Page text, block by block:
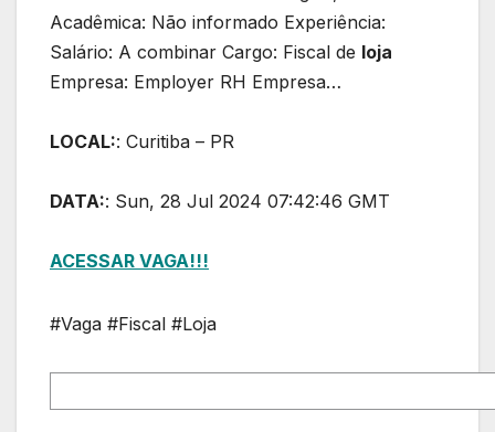
Acadêmica: Não informado Experiência:
Salário: A combinar Cargo: Fiscal de loja
Empresa: Employer RH Empresa…
LOCAL:: Curitiba – PR
DATA:: Sun, 28 Jul 2024 07:42:46 GMT
ACESSAR VAGA!!!
#Vaga #Fiscal #Loja